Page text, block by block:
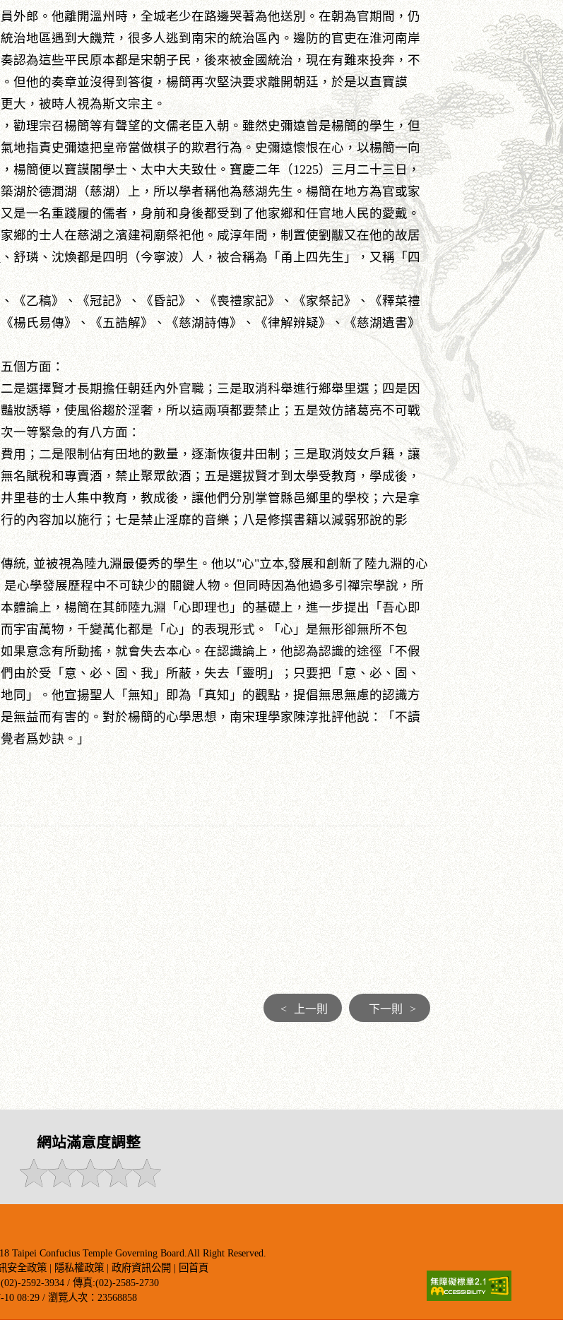
郎。他離開溫州時，全城老少在路邊哭著為他送別。在朝為官期間，仍
治地區遇到大饑荒，很多人逃到南宋的統治區內。邊防的官吏在淮河南岸
認為這些平民原本都是宋朝子民，後來被金國統治，現在有難來投奔，不
但他的奏章並沒得到答復，楊簡再次堅決要求離開朝廷，於是以直寶謨
大，被時人視為斯文宗主。
理宗召楊簡等有聲望的文儒老臣入朝。雖然史彌遠曾是楊簡的學生，但
地指責史彌遠把皇帝當做棋子的欺君行為。史彌遠懷恨在心，以楊簡一向
楊簡便以寶謨閣學士、太中大夫致仕。寶慶二年（1225）三月二十三日，
湖於德潤湖（慈湖）上，所以學者稱他為慈湖先生。楊簡在地方為官或家
是一名重踐履的儒者，身前和身後都受到了他家鄉和任官地人民的愛戴。
鄉的士人在慈湖之濱建祠廟祭祀他。咸淳年間，制置使劉黻又在他的故居
、舒璘、沈煥都是四明（今寧波）人，被合稱為「甬上四先生」，又稱「四
乙稿》、《冠記》、《昏記》、《喪禮家記》、《家祭記》、《釋菜禮
楊氏易傳》、《五誥解》、《慈湖詩傳》、《律解辨疑》、《慈湖遺書》
個方面：
選擇賢才長期擔任朝廷內外官職；三是取消科舉進行鄉舉里選；四是因
妝誘導，使風俗趨於淫奢，所以這兩項都要禁止；五是效仿諸葛亮不可戰
一等緊急的有八方面：
；二是限制佔有田地的數量，逐漸恢復井田制；三是取消妓女戶籍，讓
名賦稅和專賣酒，禁止聚眾飲酒；五是選拔賢才到太學受教育，學成後，
里巷的士人集中教育，教成後，讓他們分別掌管縣邑鄉里的學校；六是拿
的內容加以施行；七是禁止淫靡的音樂；八是修撰書籍以減弱邪說的影
, 並被視為陸九淵最優秀的學生。他以"心"立本,發展和創新了陸九淵的心
心學發展歷程中不可缺少的關鍵人物。但同時因為他過多引禪宗學說，所
體論上，楊簡在其師陸九淵「心即理也」的基礎上，進一步提出「吾心即
宇宙萬物，千變萬化都是「心」的表現形式。「心」是無形卻無所不包
果意念有所動搖，就會失去本心。在認識論上，他認為認識的途徑「不假
由於受「意、必、固、我」所蔽，失去「靈明」；只要把「意、必、固、
同」。他宣揚聖人「無知」即為「真知」的觀點，提倡無思無慮的認識方
無益而有害的。對於楊簡的心學思想，南宋理學家陳淳批評他説：「不讀
者爲妙訣。」
< 上一則 下一則 >
網站滿意度調整
Confucius Temple Governing Board.All Right Reserved.
安全政策 | 隱私權政策 | 政府資訊公開 | 回首頁
2592-3934 / 傳真:(02)-2585-2730
08:29 / 瀏覽人次：23568858